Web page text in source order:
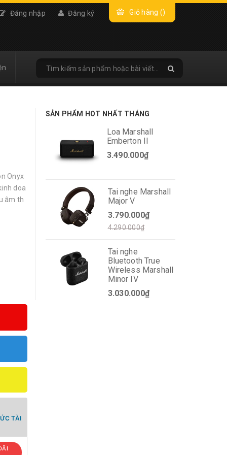
Giỏ hàng ()
Đăng nhập Đăng ký
Onyx
doa
âm th
TÀI
SẢN PHẨM HOT NHẤT THÁNG
Loa Marshall
Emberton II
3.490.000₫
Tai nghe Marshall
Major V
3.790.000₫
4.290.000₫
Tai nghe
Bluetooth True
Wireless Marshall
Minor IV
3.030.000₫